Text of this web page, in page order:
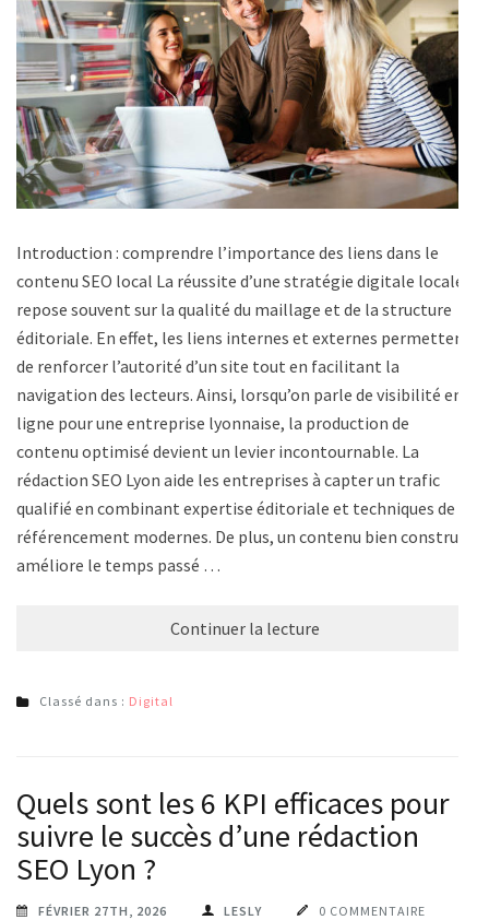
Introduction : comprendre l’importance des liens dans le
contenu SEO local La réussite d’une stratégie digitale locale
repose souvent sur la qualité du maillage et de la structure
éditoriale. En effet, les liens internes et externes permettent
de renforcer l’autorité d’un site tout en facilitant la
navigation des lecteurs. Ainsi, lorsqu’on parle de visibilité en
ligne pour une entreprise lyonnaise, la production de
contenu optimisé devient un levier incontournable. La
rédaction SEO Lyon aide les entreprises à capter un trafic
qualifié en combinant expertise éditoriale et techniques de
référencement modernes. De plus, un contenu bien construit
améliore le temps passé …
Continuer la lecture
Classé dans : Digital
Quels sont les 6 KPI efficaces pour
suivre le succès d’une rédaction
SEO Lyon ?
FÉVRIER 27TH, 2026 LESLY 0 COMMENTAIRE